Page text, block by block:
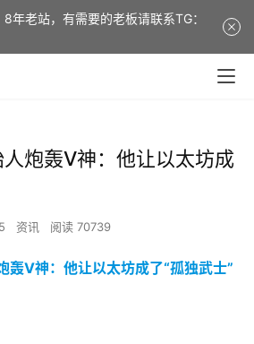
炮轰V神：他让以太坊成
资讯 阅读 70739
年老站，有需要的老板请联系TG：
is for sale. It is a 8-year-old
contact TG: tuhaov